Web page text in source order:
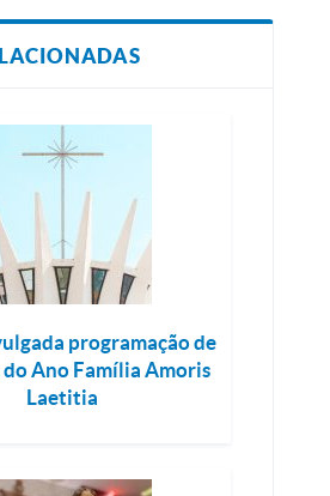
programação de
Ano Família Amoris
Laetitia